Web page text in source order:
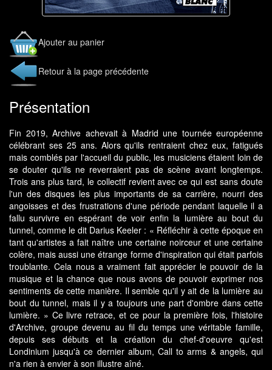
Ajouter au panier
Retour à la page précédente
Présentation
Fin 2019, Archive achevait à Madrid une tournée européenne
célébrant ses 25 ans. Alors qu'ils rentraient chez eux, fatigués
mais comblés par l'accueil du public, les musiciens étaient loin de
se douter qu'ils ne reverraient pas de scène avant longtemps.
Trois ans plus tard, le collectif revient avec ce qui est sans doute
l'un des disques les plus importants de sa carrière, nourri des
angoisses et des frustrations d'une période pendant laquelle il a
fallu survivre en espérant de voir enfin la lumière au bout du
tunnel, comme le dit Darius Keeler : « Réfléchir à cette époque en
tant qu'artistes a fait naître une certaine noirceur et une certaine
colère, mais aussi une étrange forme d'inspiration qui était parfois
troublante. Cela nous a vraiment fait apprécier le pouvoir de la
musique et la chance que nous avons de pouvoir exprimer nos
sentiments de cette manière. Il semble qu'il y ait de la lumière au
bout du tunnel, mais il y a toujours une part d'ombre dans cette
lumière. » Ce livre retrace, et ce pour la première fois, l'histoire
d'Archive, groupe devenu au fil du temps une véritable famille,
depuis ses débuts et la création du chef-d'oeuvre qu'est
Londinium jusqu'à ce dernier album, Call to arms & angels, qui
n'a rien à envier à son illustre aîné.